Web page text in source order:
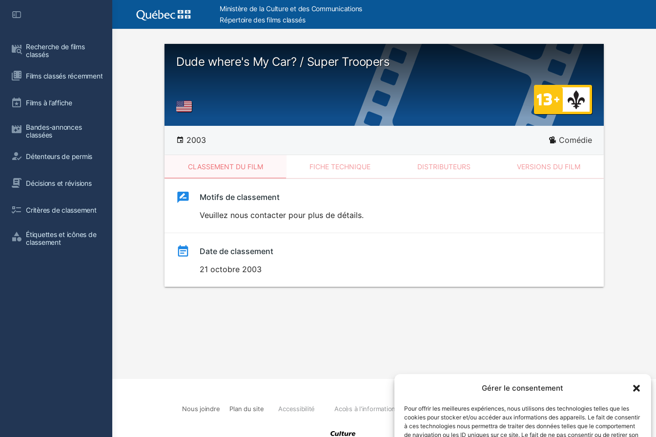
Gérer le consentement
Pour offrir les meilleures expériences, nous utilisons des technologies telles que les
cookies pour stocker et/ou accéder aux informations des appareils. Le fait de consentir
à ces technologies nous permettra de traiter des données telles que le comportement
de navigation ou les ID uniques sur ce site. Le fait de ne pas consentir ou de retirer son
Recherche de films
classés
Films classés récemment
Films à l’affiche
Bandes-annonces
classées
Détenteurs de permis
Décisions et révisions
Critères de classement
Étiquettes et icônes de
classement
Ministère de la Culture et des Communications
Répertoire des films classés
Dude where's My Car? / Super Troopers
2003 Comédie
CLASSEMENT DU FILM FICHE TECHNIQUE DISTRIBUTEURS VERSIONS DU FILM
ClassementClassement
Motifs de classement
Veuillez nous contacter pour plus de détails.
Date de classement
21 octobre 2003
Nous joindre Plan du site Accessibilité Accès à l'information Déclaration de services Politique de confidentialité